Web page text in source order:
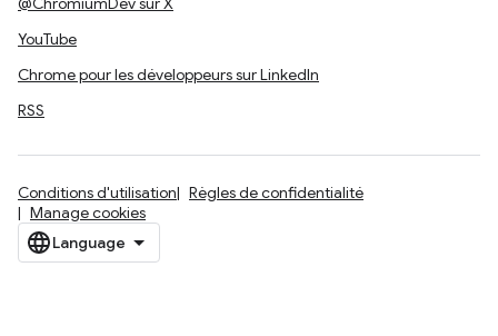
YouTube
Chrome pour les développeurs sur LinkedIn
RSS
Conditions d'utilisation
Règles de confidentialité
Manage cookies